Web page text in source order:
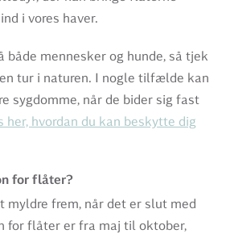
i vores haver.
både mennesker og hunde, så tjek
tur i naturen. I nogle tilfælde kan
sygdomme, når de bider sig fast
her, hvordan du kan beskytte dig
for flåter?
myldre frem, når det er slut med
for flåter er fra maj til oktober,